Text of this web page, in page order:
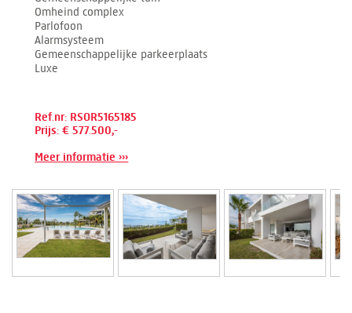
Omheind complex
Parlofoon
Alarmsysteem
Gemeenschappelijke parkeerplaats
Luxe
Ref.nr: RSOR5165185
Prijs: € 577.500,-
Meer informatie ›››